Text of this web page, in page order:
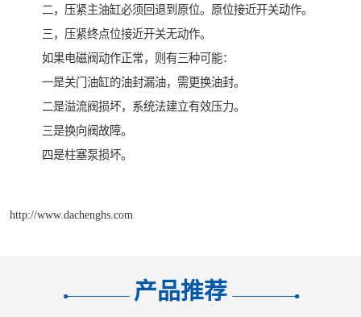
二，压紧主油缸必须回退到原位。原位接近开关动作。
三，压紧终点位接近开关无动作。
如果电磁阀动作正常，则有三种可能：
一是关门油缸的油封漏油，需更换油封。
二是溢流阀损坏，系统法建立有效压力。
三是换向阀故障。
四是柱塞泵损坏。
http://www.dachenghs.com
产品推荐